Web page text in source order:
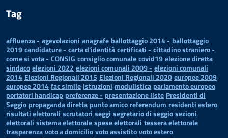
Tag
affluenza - agevolazioni anagrafe ballottaggio 2014 - ballottaggio
2019candidature - carta d'identitàcertificati - cittadino straniero -
come si vota - CONSIG consiglio comunalecovid19elezione diretta
sindacoelezioni 2022 elezioni comunali 2009 - elezioni comunali
2014 Elezioni Regionali 2015 Elezioni Regionali 2020europee 2009
europee 2014fac simile istruzioni modulistica parlamento europeo
portatori handicap preferenze - presentazione liste Presidenti di
Seggio propaganda diretta punto amico referendum residenti estero
risultati elettorali scrutatori seggi segretario di seggiosezioni
elettorali sistema elettoralespese elettorali tessera elettorale
trasparenzavoto a domiciliovoto assistitovoto estero